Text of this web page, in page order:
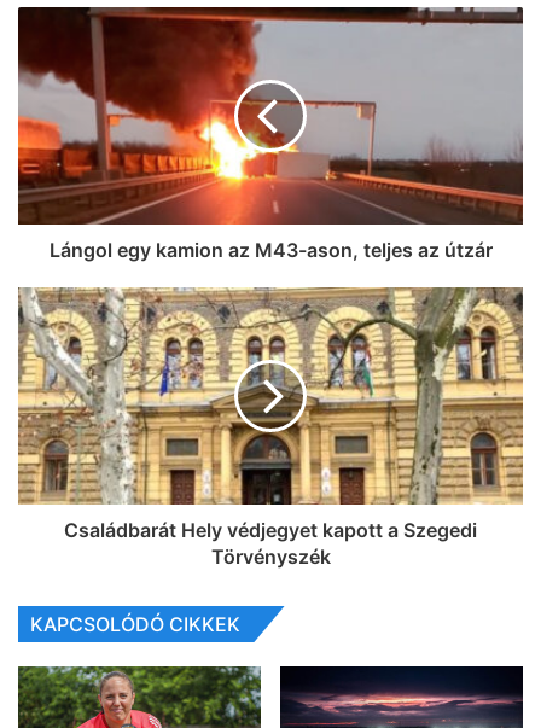
Lángol egy kamion az M43-ason, teljes az útzár
Családbarát Hely védjegyet kapott a Szegedi
Törvényszék
KAPCSOLÓDÓ CIKKEK